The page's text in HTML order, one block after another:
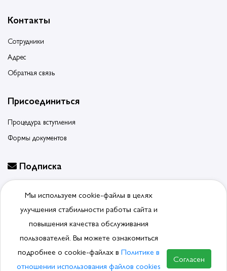
Контакты
Сотрудники
Адрес
Обратная связь
Присоединиться
Процедура вступления
Формы документов
Подписка
Отписаться от рассылки
© 2026, Ассоциация производителей и поставщиков
сантехники.Политика обработки ПДн
Мы используем cookie-файлы в целях
улучшения стабильности работы сайта и
повышения качества обслуживания
пользователей. Вы можете ознакомиться
подробнее о cookie-файлах в Политике в
отношении использования файлов cookies
Согласен